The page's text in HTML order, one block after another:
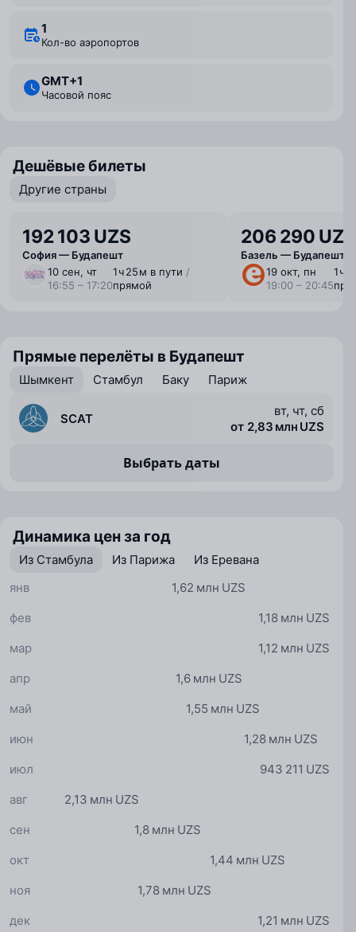
1
Кол-во аэропортов
GMT+1
Часовой пояс
Дешёвые билеты
Другие страны
192 103 UZS
София — Будапешт
10 сен, чт
16:55 – 17:20
1 ⁠ч 25 ⁠м в пути /
прямой
206 290 UZS
Базель — Будапешт
19 окт, пн
19:00 – 20:45
1 ⁠ч
Прямые перелёты в Будапешт
Шымкент Стамбул Баку Париж
SCAT
вт, чт, сб
от 2,83 млн UZS
Выбрать даты
Динамика цен за год
Из Стамбула Из Парижа
Из Еревана
1,62 млн UZS
янв
1,18 млн UZS
фев
1,12 млн UZS
мар
1,6 млн UZS
апр
1,55 млн UZS
май
1,28 млн UZS
июн
943 211 UZS
июл
2,13 млн UZS
авг
1,8 млн UZS
сен
1,44 млн UZS
окт
1,78 млн UZS
ноя
1,21 млн UZS
дек